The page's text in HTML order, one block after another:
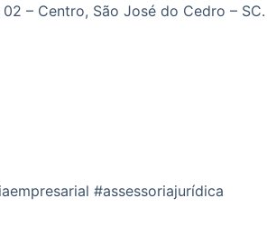
– Centro, São José do Cedro – SC.
#assessoriajurídica